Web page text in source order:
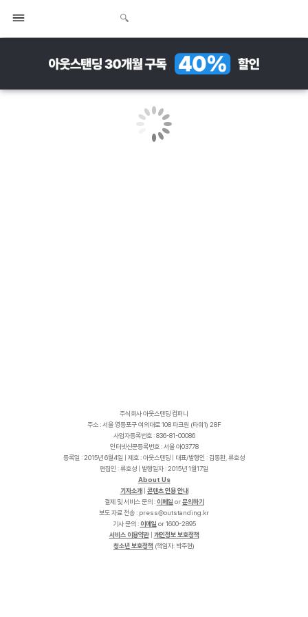
주식회사 아웃스탠딩 컴퍼니
주소 : 서울 영등포구 여의대로 108 파크원 (타워1) 28F
사업자등록번호 : 836-81-00086
인터넷신문등록번호 : 서울 아03778
등록일 : 2015년 6월4일 | 제호 : 아웃스탠딩 | 대표/발행인 : 김동환, 류호성
편집인 : 류호성 | 발행일자 : 2015년 1월17일
About Us
기자소개
콘텐츠 인용 안내
결제 및 서비스 문의 : 이메일 or문의하기
보도 자료 전송 :
r
k
.
g
n
i
d
n
a
t
s
t
u
o
@
s
s
e
r
p
기사 문의 : 이메일 or 1600-2895
서비스 이용약관| 개인정보 보호정책
청소년 보호정책 (책임자: 박주현)